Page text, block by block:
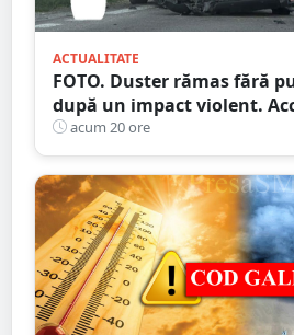
ACTUALITATE
FOTO. Duster rămas fără
după un impact violent.
implicarea unei mașini din
acum 20 ore